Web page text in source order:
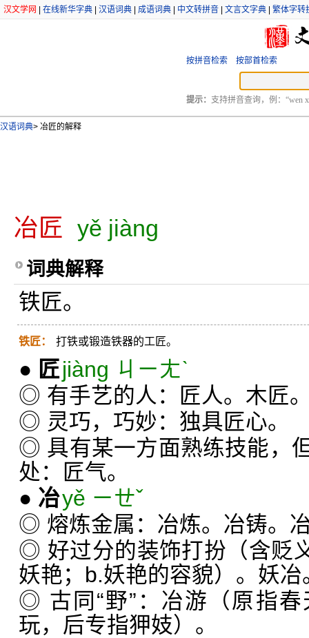
汉文学网 在线新华字典 汉语词典 成语词典 中文转拼音 文言文字典 繁体字转
按拼音检索 按部首检索
提示： 支持拼音查询，例：“wen
汉语词典> 冶匠的解释
冶匠 yě jiàng
词典解释
铁匠。
铁匠： 打铁或锻造铁器的工匠。
● 匠jiàng ㄐㄧㄤˋ
◎ 有手艺的人：匠人。木匠
◎ 灵巧，巧妙：独具匠心。
◎ 具有某一方面熟练技能，
处：匠气。
● 冶yě ㄧㄝˇ
◎ 熔炼金属：冶炼。冶铸。
◎ 好过分的装饰打扮（含贬
妖艳；b.妖艳的容貌）。妖冶
◎ 古同“野”：冶游（原指
玩，后专指狎妓）。